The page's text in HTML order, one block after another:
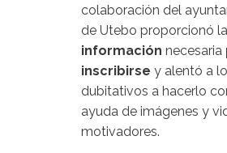
colaboración del
de Utebo proporcionó la
información necesaria
inscribirse y alentó a
dubitativos a hacerlo
ayuda de imágenes y
motivadores.